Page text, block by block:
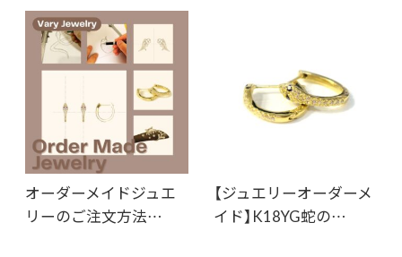
オーダーメイドジュエ
リーのご注文方法…
【ジュエリーオーダーメ
イド】K18YG蛇の…